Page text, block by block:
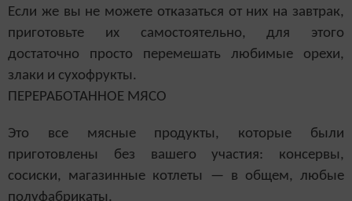
Если же вы не можете отказаться от них на завтрак,
приготовьте их самостоятельно, для этого
достаточно просто перемешать любимые орехи,
злаки и сухофрукты.
ПЕРЕРАБОТАННОЕ МЯСО
Это все мясные продукты, которые были
приготовлены без вашего участия: консервы,
сосиски, магазинные котлеты — в общем, любые
полуфабрикаты.